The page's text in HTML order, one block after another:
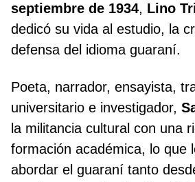
septiembre de 1934, Lino
dedicó su vida al estudio, la
defensa del idioma guaraní.
Poeta, narrador, ensayista,
universitario e investigador,
la militancia cultural con una
formación académica, lo que
abordar el guaraní tanto